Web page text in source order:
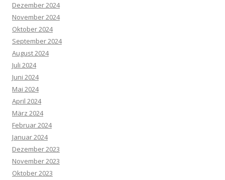
Dezember 2024
November 2024
Oktober 2024
September 2024
August 2024
Juli 2024
Juni 2024
Mai 2024
April 2024
März 2024
Februar 2024
Januar 2024
Dezember 2023
November 2023
Oktober 2023